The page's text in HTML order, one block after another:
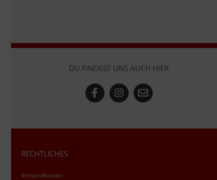
DU FINDEST UNS AUCH HIER
RECHTLICHES
Versandkosten